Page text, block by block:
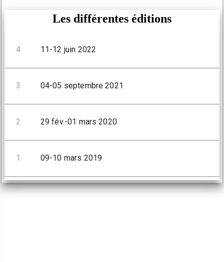
Les différentes éditions
4 11-12 juin 2022
3 04-05 septembre 2021
2 29 fév.-01 mars 2020
1 09-10 mars 2019